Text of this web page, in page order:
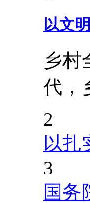
以文
乡村
代，
2
以扎
3
国务